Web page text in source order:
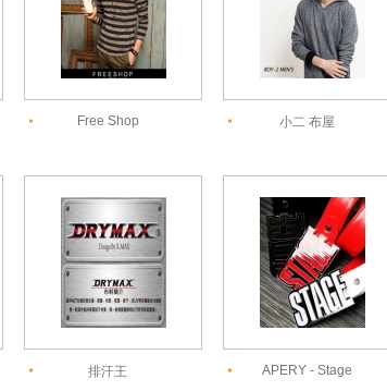
Free Shop 小二 布屋
排汗王 APERY - Stage